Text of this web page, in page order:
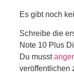
Es gibt noch
Schreibe die
Note 10 Plus
Du musst
veröffentlichen